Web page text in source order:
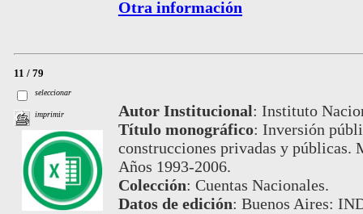
Otra información
11 / 79
seleccionar
imprimir Autor Institucional: Instituto
Título monográfico: Inversión
construcciones privadas y públicas.
Años 1993-2006.
Colección: Cuentas Nacionales.
Datos de edición: Buenos Aires: